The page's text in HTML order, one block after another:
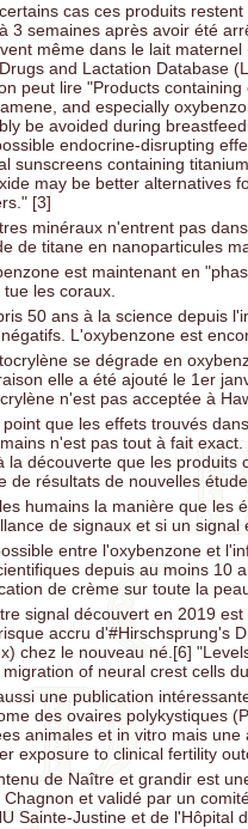
cas ces produits restent
3 semaines après avoir été
même dans le lait maternel
and Lactation Database
peut lire "Products containing
and especially
be avoided during
endocrine-disrupting
sunscreens containing
may be better alternatives
[3]
minéraux n'entrent pas
de titane en nanoparticules
est maintenant en
tue les coraux.
50 ans à la science depuis
L'oxybenzone est
se dégrade en
elle a été ajouté le 1er
n'est pas acceptée à
point que les effets trouvés
n'est pas tout à fait
la découverte que les produits
de résultats de nouvelles
humains la manière que les
de signaux et si un
entre l'oxybenzone et
depuis au moins 10
de crème sur toute la
signal découvert en 2019
accru d'#Hirschsprung's
chez le nouveau né.[6]
migration of neural crest cells
une publication
des ovaires polykystiques
animales et in vitro mais
exposure to clinical fertility
de Naître et grandir est
Chagnon et validé par un
Sainte-Justine et de l'Hôpital